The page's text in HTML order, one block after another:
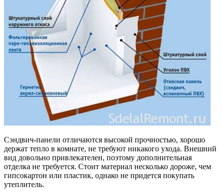
Сэндвич-панели отличаются высокой прочностью, хорошо
держат тепло в комнате, не требуют никакого ухода. Внешний
вид довольно привлекателен, поэтому дополнительная
отделка не требуется. Стоит материал несколько дороже, чем
гипсокартон или пластик, однако не придется покупать
утеплитель.